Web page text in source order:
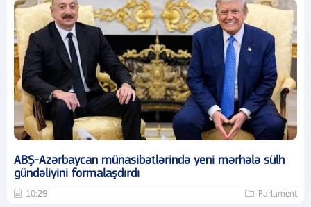
ABŞ-Azərbaycan münasibətlərində yeni mərhələ sülh
gündəliyini formalaşdırdı
10:29 Parlament